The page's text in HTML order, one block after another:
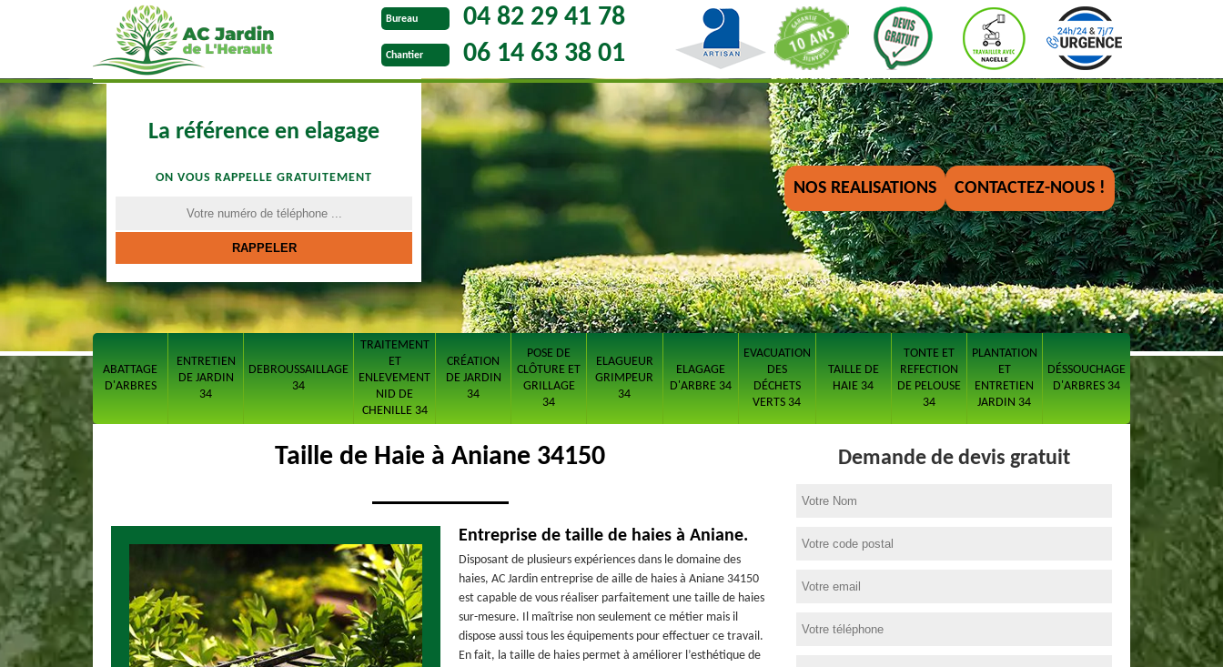
Bureau 04 82 29 41 78
Chantier 06 14 63 38 01
La référence en elagage
ON VOUS RAPPELLE GRATUITEMENT
NOS REALISATIONS CONTACTEZ-NOUS !
ABATTAGE
D'ARBRES
ENTRETIEN
DE JARDIN
34
DEBROUSSAILLAGE
34
TRAITEMENT
ET
ENLEVEMENT
NID DE
CHENILLE 34
CRÉATION
DE JARDIN
34
POSE DE
CLÔTURE ET
GRILLAGE
34
ELAGUEUR
GRIMPEUR
34
ELAGAGE
D'ARBRE 34
EVACUATION
DES
DÉCHETS
VERTS 34
TAILLE DE
HAIE 34
TONTE ET
REFECTION
DE PELOUSE
34
PLANTATION
ET
ENTRETIEN
JARDIN 34
DÉSSOUCHAGE
D'ARBRES 34
Taille de Haie à Aniane 34150
Entreprise de taille de haies à Aniane.
Disposant de plusieurs expériences dans le domaine des
haies, AC Jardin entreprise de aille de haies à Aniane 34150
est capable de vous réaliser parfaitement une taille de haies
sur-mesure. Il maîtrise non seulement ce métier mais il
dispose aussi tous les équipements pour effectuer ce travail.
En fait, la taille de haies permet à améliorer l’esthétique de
Demande de devis gratuit